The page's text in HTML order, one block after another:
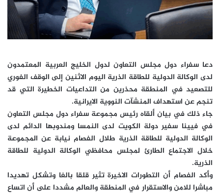
دعا سفراء دول مجلس التعاون لدول الخليج العربية المعتمدون
لدى الوكالة الدولية للطاقة الذرية اليوم الاثنين إلى الوقف الفوري
للتصعيد في المنطقة محذرين من التداعيات الخطيرة التي قد
تنجم عن استهداف المنشآت النووية الايرانية.
جاء ذلك في بيان ألقاه رئيس مجموعة سفراء دول مجلس التعاون
في فيينا سفير دولة الكويت لدى النمسا ومندوبها الدائم لدى
الوكالة الدولية للطاقة الذرية طلال الفصام نيابة عن المجموعة
خلال الاجتماع الطارئ لمجلس محافظي الوكالة الدولية للطاقة
الذرية.
وأكد الفصام أن التطورات الاخيرة تثير قلقا بالغا وتشكل تهديدا
مباشرا للامن والاستقرار في المنطقة والعالم مشددا على أن اتساع